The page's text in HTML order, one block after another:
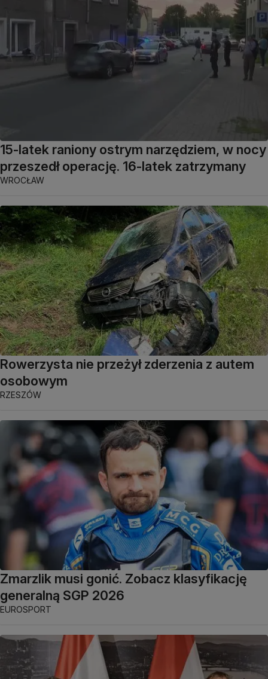
15-latek raniony ostrym narzędziem, w nocy
przeszedł operację. 16-latek zatrzymany
WROCŁAW
Rowerzysta nie przeżył zderzenia z autem
osobowym
RZESZÓW
Zmarzlik musi gonić. Zobacz klasyfikację
generalną SGP 2026
EUROSPORT